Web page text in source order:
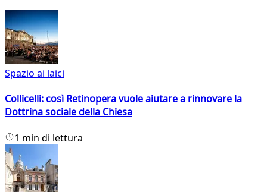
Spazio ai laici
Collicelli: così Retinopera vuole aiutare a rinnovare la
Dottrina sociale della Chiesa
1 min di lettura